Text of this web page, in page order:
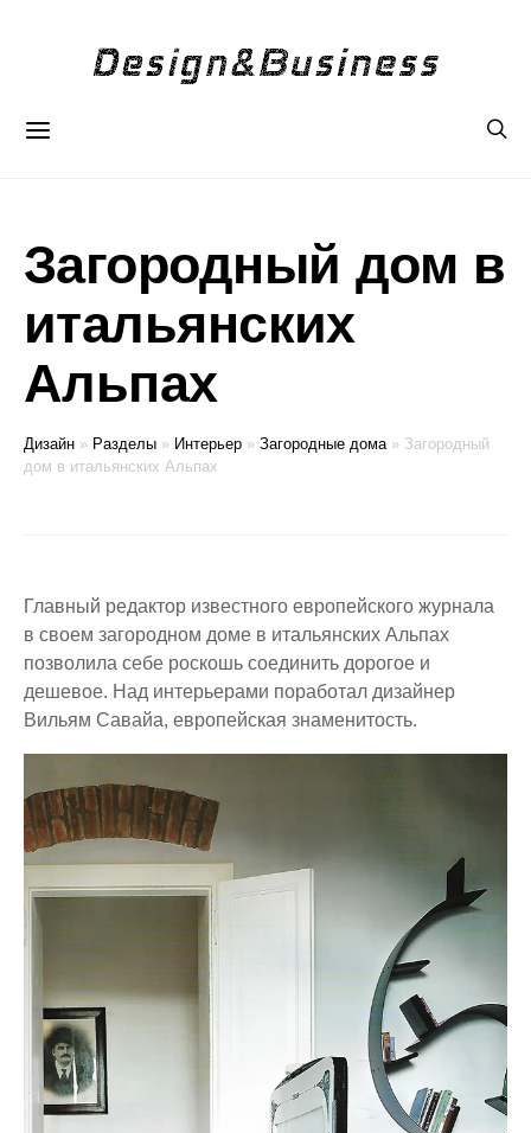
Загородный дом в
итальянских
Альпах
Дизайн » Разделы » Интерьер » Загородные дома» Загородный
дом в итальянских Альпах
Главный редактор известного европейского журнала
в своем загородном доме в итальянских Альпах
позволила себе роскошь соединить дорогое и
дешевое. Над интерьерами поработал дизайнер
Вильям Савайа, европейская знаменитость.